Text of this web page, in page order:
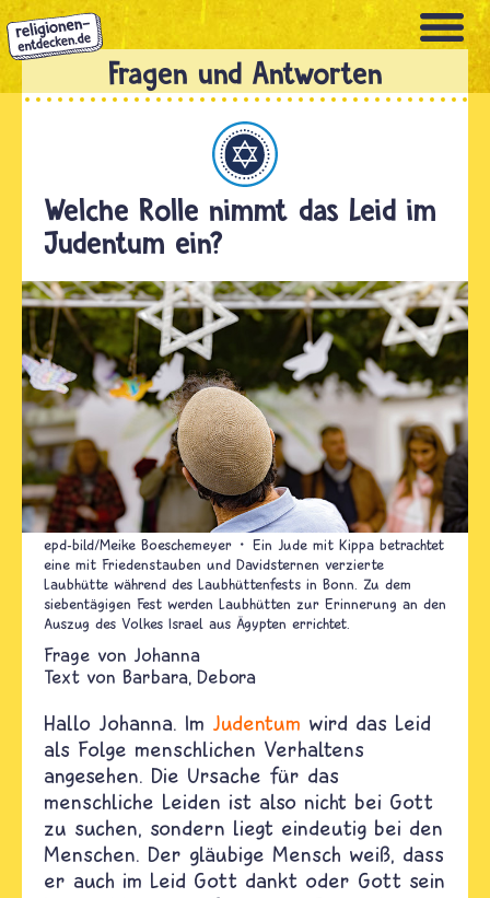
Direkt
zum
Inhalt
Welche Rolle nimmt das Leid im
Judentum ein?
epd-bild/Meike Boeschemeyer
Ein Jude mit Kippa betrachtet
eine mit Friedenstauben und Davidsternen verzierte
Laubhütte während des Laubhüttenfests in Bonn. Zu dem
siebentägigen Fest werden Laubhütten zur Erinnerung an den
Auszug des Volkes Israel aus Ägypten errichtet.
Johanna
Text von Barbara Debora
Hallo Johanna. Im Judentum wird das Leid
als Folge menschlichen Verhaltens
angesehen. Die Ursache für das
menschliche Leiden ist also nicht bei Gott
zu suchen, sondern liegt eindeutig bei den
Menschen. Der gläubige Mensch weiß, dass
er auch im Leid Gott dankt oder Gott sein